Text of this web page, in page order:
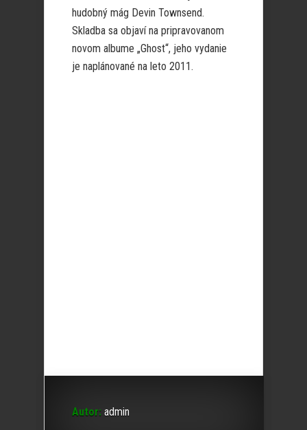
hudobný mág Devin Townsend.
Skladba sa objaví na pripravovanom
novom albume „Ghost“, jeho vydanie
je naplánované na leto 2011.
Autor: admin